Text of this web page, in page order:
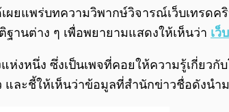
ผยแพร่บทความวิพากษ์วิจารณ์เว็บเทรด
านต่าง ๆ เพื่อพยายามแสดงให้เห็นว่า เว็
งหนึ่ง ซึ่งเป็นเพจที่คอยให้ความรู้เกี่ยวกั
และชี้ให้เห็นว่าข้อมูลที่สำนักข่าวชื่อดังน